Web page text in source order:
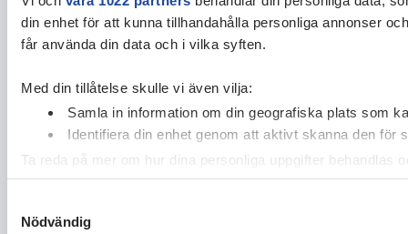
din enhet för att kunna tillhandahålla personliga annonser
får använda din data och i vilka syften.
Med din tillåtelse skulle vi även vilja:
Samla in information om din geografiska plats som
Identifiera din enhet genom att aktivt skanna den för
Ta reda på mer om hur dina personliga uppgifter behandlas
cookie-förklaringen.
Vi använder enhetsidentifierare för att anpassa innehållet
Nödvändig